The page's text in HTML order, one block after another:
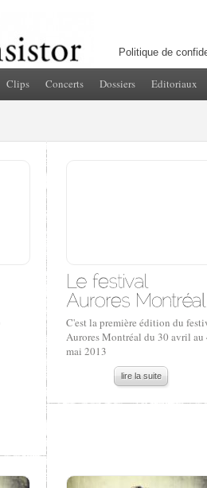
Politique de
Clips Concerts Dossiers Editoriaux
C'est la première édition du
Aurores Montréal du 30 avril au
mai 2013
lire la suite